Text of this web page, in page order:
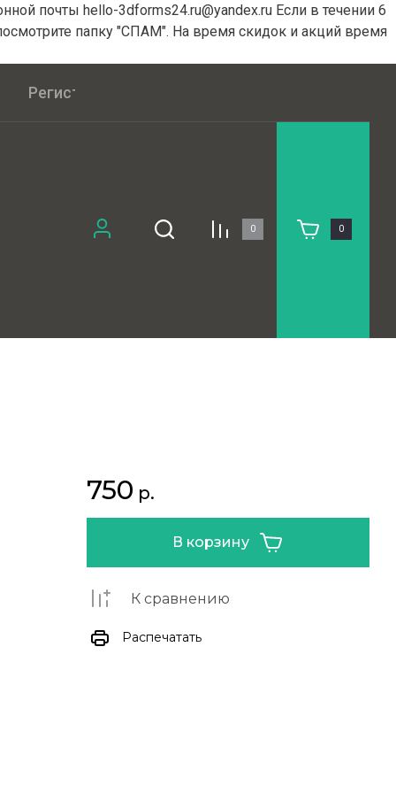
почты hello-3dforms24.ru@yandex.ru Если в течении 6
папку "СПАМ". На время скидок и акций время
Регистрация
0 0
750 р.
В корзину
К сравнению
Распечатать